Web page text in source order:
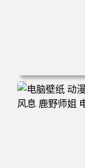
电脑壁纸 柯南
面 高清壁纸 壁